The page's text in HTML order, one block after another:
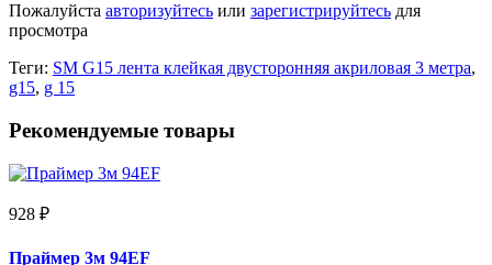
Пожалуйста авторизуйтесь или зарегистрируйтесь для
просмотра
Теги: SM G15 лента клейкая двусторонняя акриловая 3 метра,
g15, g 15
Рекомендуемые товары
928 ₽
Праймер 3м 94EF